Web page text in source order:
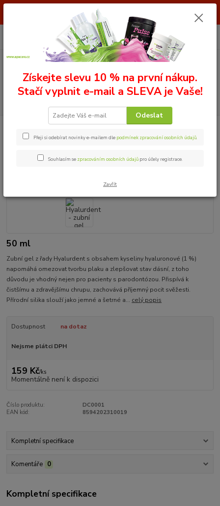
Slevové šílenství pokračuje. Kód LETO26 se slevou 20 % na VŠE je stále
aktivní!!
(Po - Pá, 8 - 16 hod)
za
Zubní gel Hyalurdent Hyalurdent - zubní gel
50 ml
Zubní gel z řady Hyalurdent s obsahem kyseliny hyaluronové (1 %)
napomáhá omezovat tvorbu plaku a zlepšovat stav dásní, z toho
důvodu je vhodný nejen pro pacienty s parodontózou. Přispívá k
čistšímu a zdravějšímu chrupu, zachovává příjemný pocit svěžesti.
Přírodní silika slouží jako jemné a šetrné a... celý popis
Dostupnost na dotaz
Nejsme plátci DPH
159 Kč/ks
Momentálně není k dispozici
Číslo produktu:
DC0001
EAN kód:
8594202310019
Kompletní specifikace
Komentáře 0
Kompletní specifikace
Získejte slevu 10 % na první nákup.
Stačí vyplnit e-mail a SLEVA je Vaše!
Odeslat
Přeji si odebírat novinky e-mailem dle podmínek zpracování osobních údajů.
Souhlasím se zpracováním osobních údajů pro účely registrace.
Zavřít